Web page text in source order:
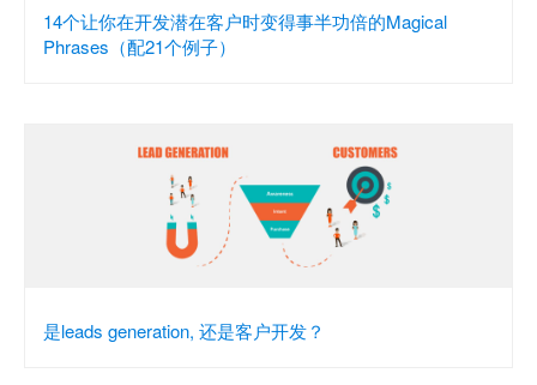
14个让你在开发潜在客户时变得事半功倍的Magical
Phrases（配21个例子）
是leads generation, 还是客户开发？